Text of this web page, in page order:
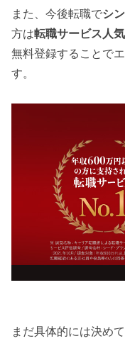
また、今後転職でシ
方は転職サービス人
無料登録することで
す。
まだ具体的には決め